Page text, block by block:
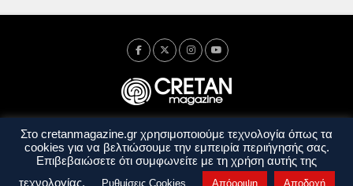
Ταυτότητα Πολιτική Απορρήτου
Όροι Χρήσης
Όροι και Προϋποθέσεις
Copyright © 2014 - 2026 Cretanmagazine. All rights reserved. byj. bitsakakis
Στο cretanmagazine.gr χρησιμοποιούμε τεχνολογία όπως τα
cookies για να βελτιώσουμε την εμπειρία περιήγησής σας.
Επιβεβαιώσετε ότι συμφωνείτε με τη χρήση αυτής της
τεχνολογίας.
Ρυθμίσεις Cookies Απόρριψη Αποδοχή